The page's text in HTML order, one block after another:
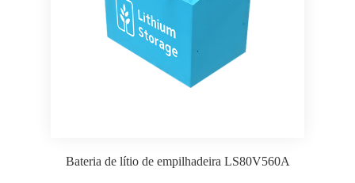
Bateria de lítio de empilhadeira LS80V560A